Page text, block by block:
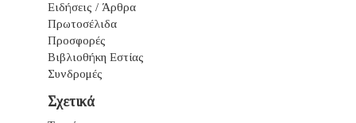
Ειδήσεις / Άρθρα
Πρωτοσέλιδα
Προσφορές
Βιβλιοθήκη Εστίας
Συνδρομές
Σχετικά